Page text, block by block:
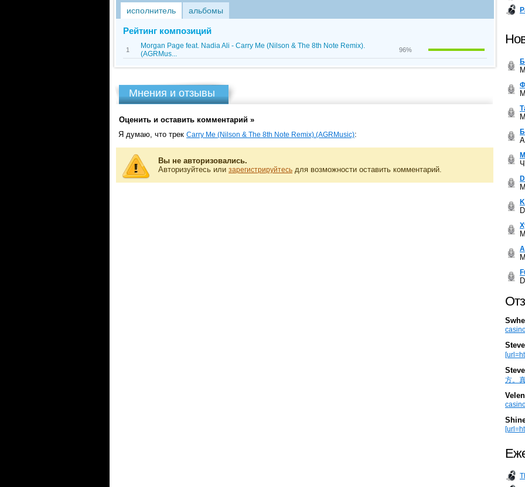
исполнитель альбомы
Рейтинг композиций
1
Morgan Page feat. Nadia Ali - Carry Me (Nilson & The 8th Note Remix).
(AGRMus...
96%
Мнения и отзывы
Оценить и оставить комментарий »
Я думаю, что трек Carry Me (Nilson & The 8th Note Remix).(AGRMusic):
Вы не авторизовались.
Авторизуйтесь или зарегистрируйтесь для возможности оставить комментарий.
方。